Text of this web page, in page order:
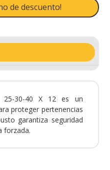
de descuento!
25-30-40 X 12 es un
proteger pertenencias
garantiza seguridad
forzada.